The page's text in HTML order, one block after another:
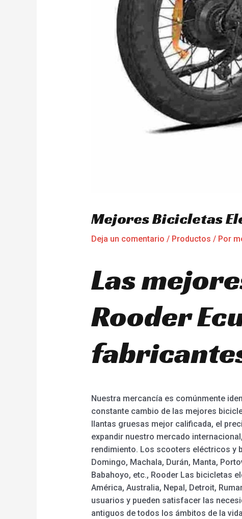
Mejores Bicicletas
Deja un comentario / Productos / Por
Las
Rooder
Nuestra mercancía es comúnmente
constante cambio de las mejores
llantas gruesas mejor calificada, el
expandir nuestro mercado
rendimiento. Los scooters eléctricos y
Domingo, Machala, Durán, Manta,
Babahoyo, etc., Rooder Las bicicletas
América, Australia, Nepal, Detroit,
usuarios y pueden satisfacer las
antiguos de todos los ámbitos de la